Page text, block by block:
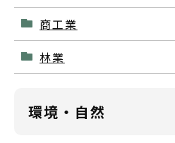
商工業
林業
環境・自然